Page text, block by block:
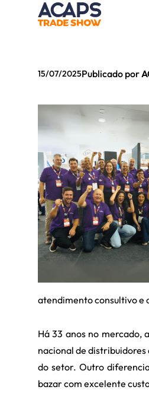
15/07/2025Publicado por
atendimento consultivo e
Há 33 anos no mercado,
nacional de distribuidores
do setor. Outro
bazar com excelente